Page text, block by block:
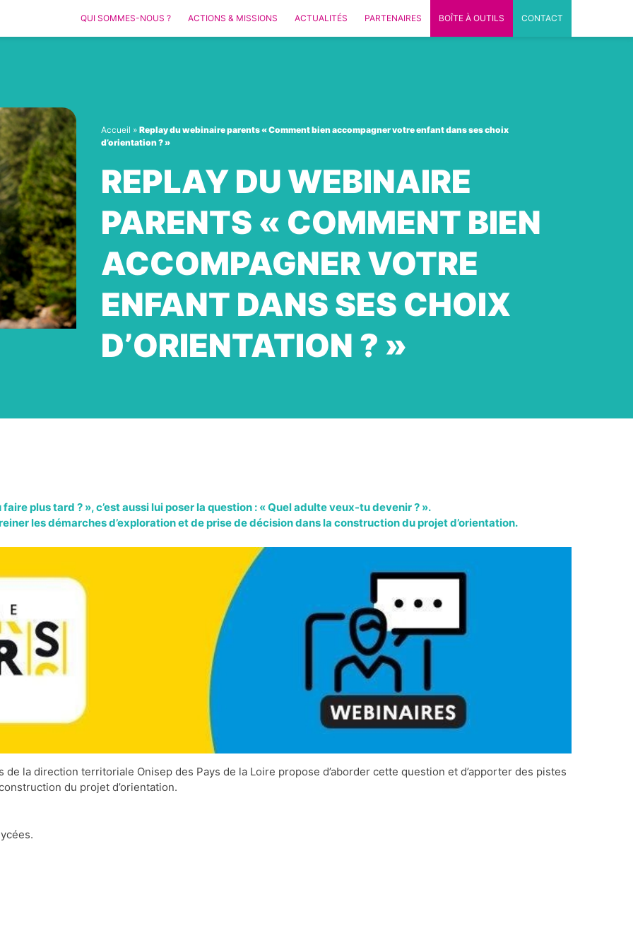
QUI SOMMES-NOUS ? ACTIONS & MISSIONS ACTUALITÉS PARTENAIRES BOÎTE À OUTILS CONTACT
Accueil » Replay du webinaire parents « Comment bien accompagner votre enfant dans ses choix
d’orientation ? »
REPLAY DU WEBINAIRE
PARENTS « COMMENT BIEN
ACCOMPAGNER VOTRE
ENFANT DANS SES CHOIX
D’ORIENTATION ? »
plus tard ? », c’est aussi lui poser la question : « Quel adulte veux-tu devenir ? ».
les démarches d’exploration et de prise de décision dans la construction du projet d’orientation.
la direction territoriale Onisep des Pays de la Loire propose d’aborder cette question et d’apporter des pistes
du projet d’orientation.